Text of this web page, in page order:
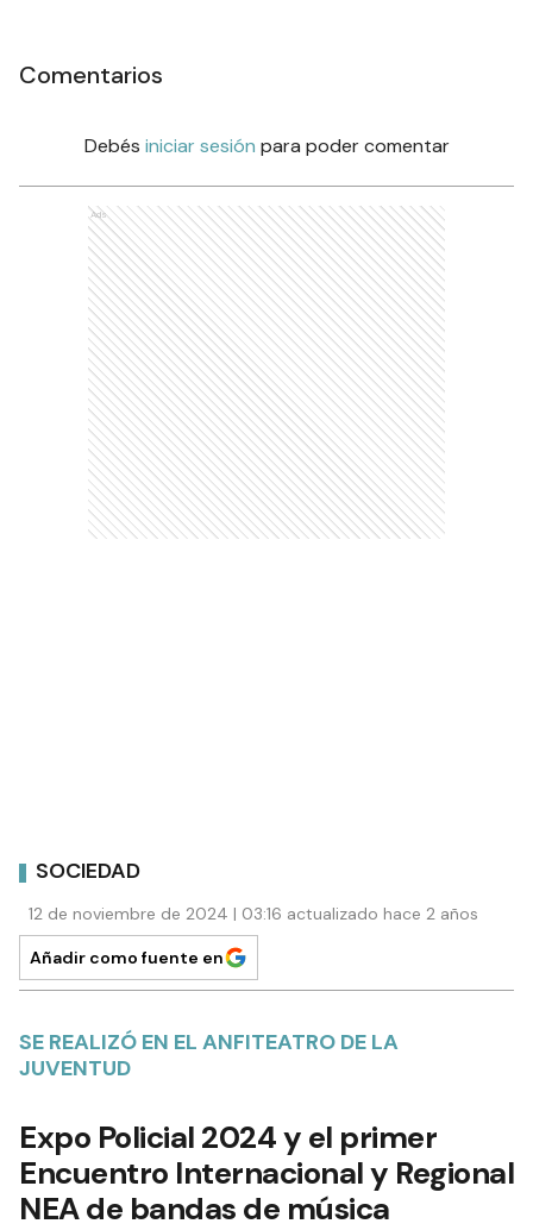
Comentarios
Debés iniciar sesión para poder comentar
Ads
SOCIEDAD
12 de noviembre de 2024 | 03:16 actualizado hace 2 años
Añadir como fuente en
SE REALIZÓ EN EL ANFITEATRO DE LA
JUVENTUD
Expo Policial 2024 y el primer
Encuentro Internacional y Regional
NEA de bandas de música